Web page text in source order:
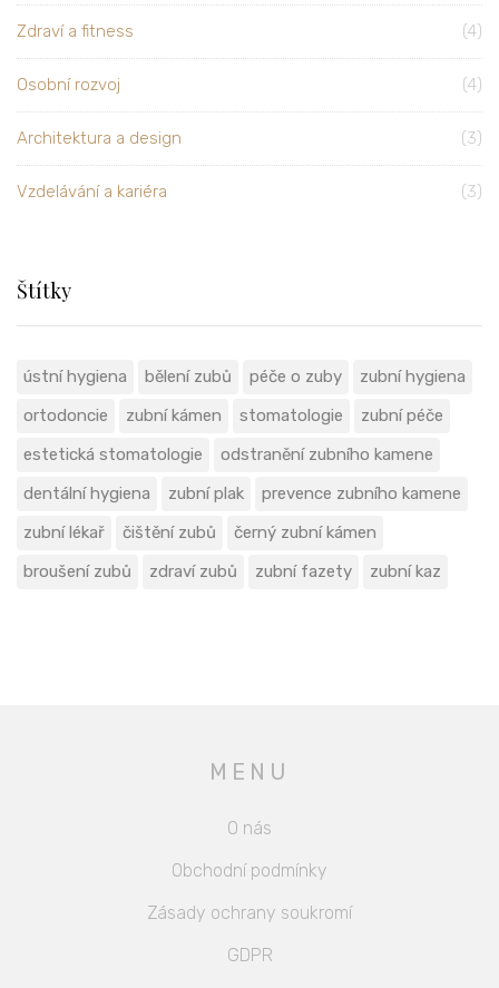
Zdraví a fitness (4)
Osobní rozvoj (4)
Architektura a design (3)
Vzdelávání a kariéra (3)
Štítky
ústní hygiena bělení zubů péče o zuby
zubní hygiena
ortodoncie
zubní kámen stomatologie
zubní péče
estetická stomatologie
odstranění zubního kamene
dentální hygiena
zubní plak
prevence zubního kamene
zubní lékař
čištění zubů
černý zubní kámen
broušení zubů
zdraví zubů zubní fazety zubní kaz
MENU
O nás
Obchodní podmínky
Zásady ochrany soukromí
GDPR